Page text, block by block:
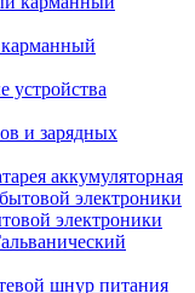
устройства
и зарядных
аккумуляторная
электроники
шнур питания